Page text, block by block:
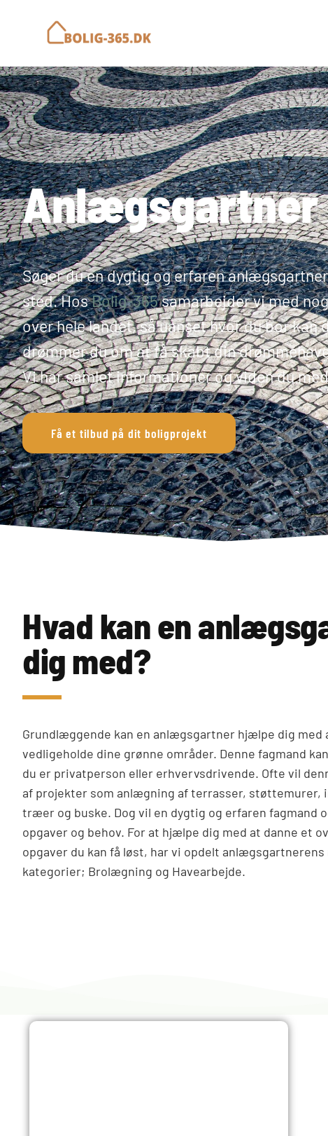
Anlægsgartner
Søger du en dygtig og erfaren
sted. HosBolig-365samarbejder vi med
over hele landet, så uanset hvor du bor
drømmer du om at få skabt din
Vi har samlet informationer og viden du
Få et tilbud på dit boligprojekt
Hvad kan en
dig med?
Grundlæggende kan en anlægsgartner hjælpe dig med
vedligeholde dine grønne områder. Denne fagmand
du er privatperson eller erhvervsdrivende. Ofte vil
af projekter som anlægning af terrasser, støttemurer,
træer og buske. Dog vil en dygtig og erfaren fagmand
opgaver og behov. For at hjælpe dig med at danne et
opgaver du kan få løst, har vi opdelt
kategorier; Brolægning og Havearbejde.